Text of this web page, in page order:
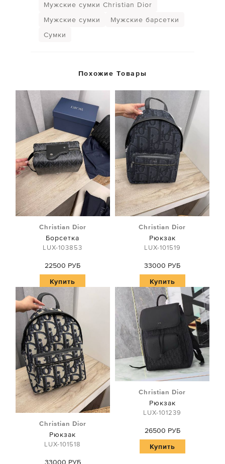
Мужские сумки Christian Dior
Мужские сумки
Мужские барсетки
Сумки
Похожие Товары
Christian Dior
Борсетка
LUX-103853
22500 РУБ
Купить
Christian Dior
Рюкзак
LUX-101519
33000 РУБ
Купить
Christian Dior
Рюкзак
LUX-101518
33000 РУБ
Christian Dior
Рюкзак
LUX-101239
26500 РУБ
Купить